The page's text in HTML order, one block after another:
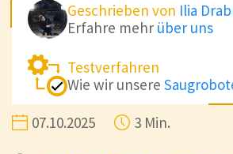
Geschrieben von Ilia
Erfahre mehr über uns
Testverfahren
Wie wir unsere
07.10.2025 3 Min.